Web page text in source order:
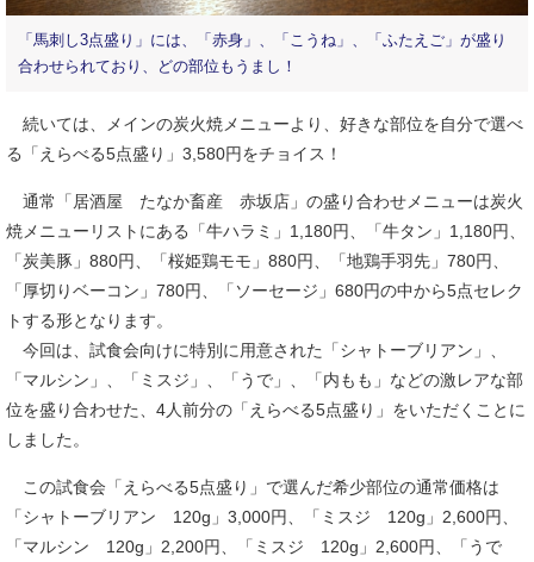
「馬刺し3点盛り」には、「赤身」、「こうね」、「ふたえご」が盛り
合わせられており、どの部位もうまし！
続いては、メインの炭火焼メニューより、好きな部位を自分で選べ
る「えらべる5点盛り」3,580円をチョイス！
通常「居酒屋 たなか畜産 赤坂店」の盛り合わせメニューは炭火
焼メニューリストにある「牛ハラミ」1,180円、「牛タン」1,180円、
「炭美豚」880円、「桜姫鶏モモ」880円、「地鶏手羽先」780円、
「厚切りベーコン」780円、「ソーセージ」680円の中から5点セレク
トする形となります。
今回は、試食会向けに特別に用意された「シャトーブリアン」、
「マルシン」、「ミスジ」、「うで」、「内もも」などの激レアな部
位を盛り合わせた、4人前分の「えらべる5点盛り」をいただくことに
しました。
この試食会「えらべる5点盛り」で選んだ希少部位の通常価格は
「シャトーブリアン 120g」3,000円、「ミスジ 120g」2,600円、
「マルシン 120g」2,200円、「ミスジ 120g」2,600円、「うで